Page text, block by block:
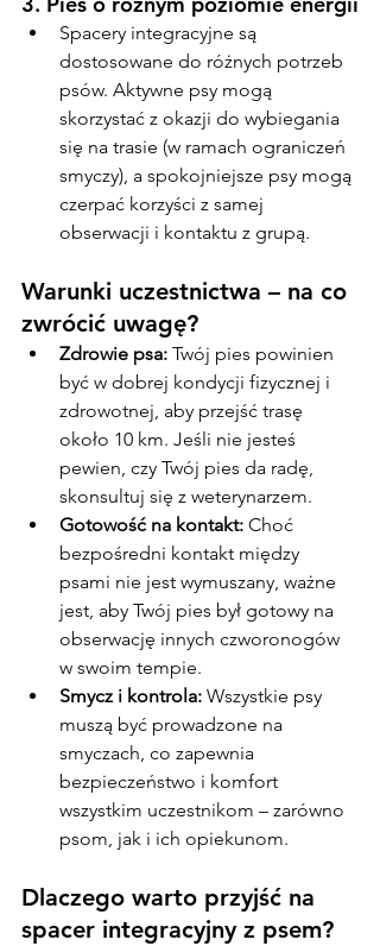
Spacery integracyjne są
dostosowane do różnych potrzeb
psów. Aktywne psy mogą
skorzystać z okazji do wybiegania
się na trasie (w ramach ograniczeń
smyczy), a spokojniejsze psy mogą
czerpać korzyści z samej
obserwacji i kontaktu z grupą.
Warunki uczestnictwa – na co
zwrócić uwagę?
Zdrowie psa: Twój pies powinien
być w dobrej kondycji fizycznej i
zdrowotnej, aby przejść trasę
około 10 km. Jeśli nie jesteś
pewien, czy Twój pies da radę,
skonsultuj się z weterynarzem.
Gotowość na kontakt: Choć
bezpośredni kontakt między
psami nie jest wymuszany, ważne
jest, aby Twój pies był gotowy na
obserwację innych czworonogów
w swoim tempie.
Smycz i kontrola: Wszystkie psy
muszą być prowadzone na
smyczach, co zapewnia
bezpieczeństwo i komfort
wszystkim uczestnikom – zarówno
psom, jak i ich opiekunom.
Dlaczego warto przyjść na
spacer integracyjny z psem?